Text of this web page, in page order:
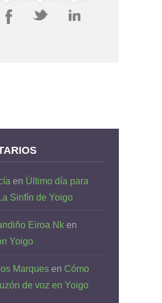
en Último día para
Sinfín de Yoigo
Eiroa Nk en
Yoigo
Marques en Cómo
de voz en Yoigo